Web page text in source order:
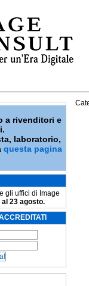
a rivenditori e
laboratorio,
questa pagina
gli uffici di Image
al 23 agosto.